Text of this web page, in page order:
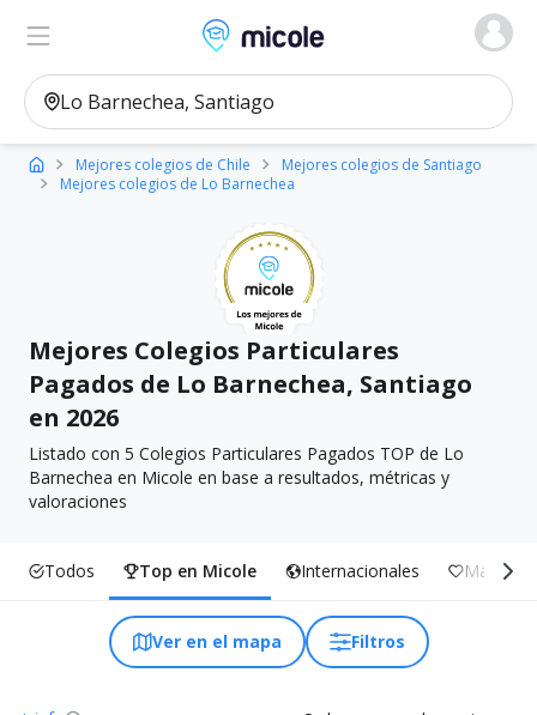
Micole, buscador de colegios
Ver en el mapa
Mejores colegios de Chile
Mejores colegios de Santiago
Mejores colegios de Lo Barnechea
Mejores Colegios Particulares
Pagados de Lo Barnechea, Santiago
en 2026
Listado con 5 Colegios Particulares Pagados TOP de Lo
Barnechea en Micole en base a resultados, métricas y
valoraciones
Todos Top en Micole Internacionales Más
Ver en el mapa Filtros